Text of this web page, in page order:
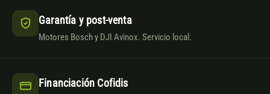
Garantía y post-venta
Motores Bosch y DJI Avinox. Servicio local.
Financiación Cofidis